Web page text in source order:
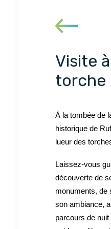
Visite
torche
À la tombée de
historique de
lueur des
Laissez-vous
découverte de
monuments, de
son ambiance,
parcours de nuit